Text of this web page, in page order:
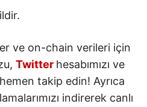
ve on-chain verileri için
Twitter hesabımızı ve
hemen takip edin! Ayrıca
indirerek canlı